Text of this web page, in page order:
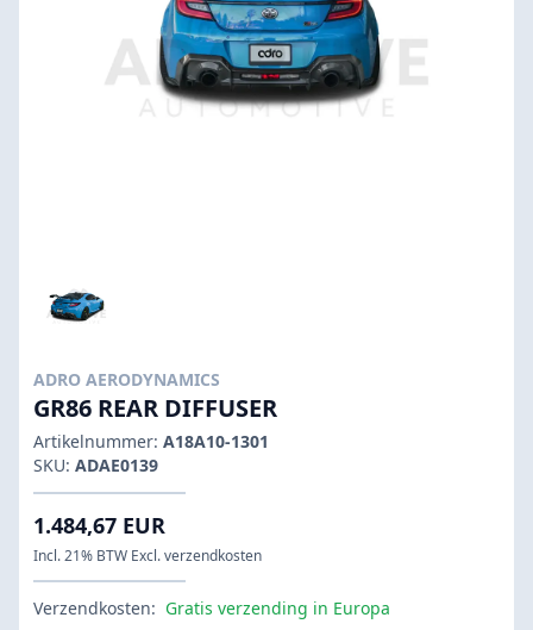
ADRO AERODYNAMICS
GR86 REAR DIFFUSER
Artikelnummer: A18A10-1301
SKU: ADAE0139
1.484,67 EUR
Incl. 21% BTW Excl. verzendkosten
Verzendkosten: Gratis verzending in Europa